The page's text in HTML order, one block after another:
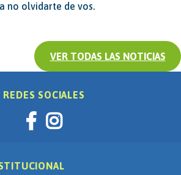
no olvidarte de vos.
VER TODAS LAS NOTICIAS
REDES SOCIALES